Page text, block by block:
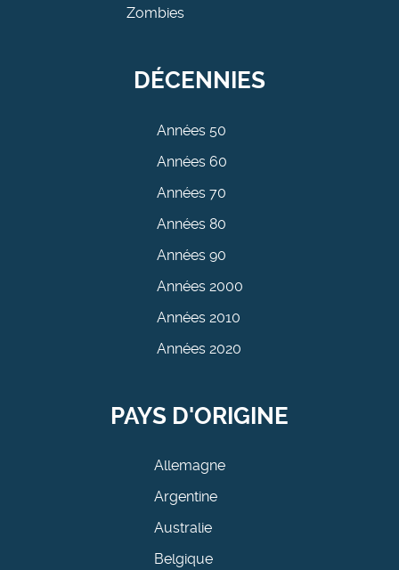
Zombies
DÉCENNIES
Années 50
Années 60
Années 70
Années 80
Années 90
Années 2000
Années 2010
Années 2020
PAYS D'ORIGINE
Allemagne
Argentine
Australie
Belgique